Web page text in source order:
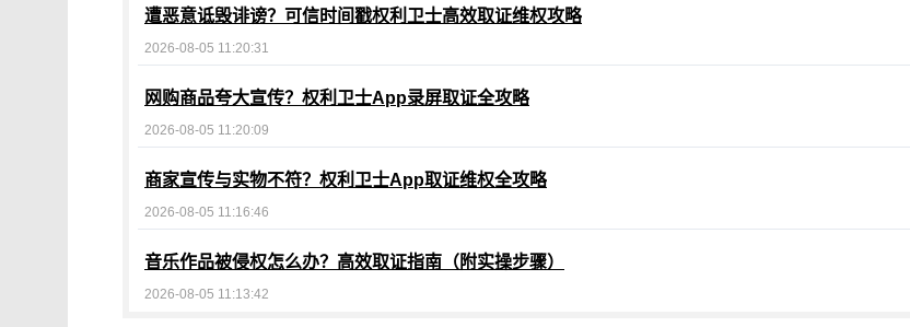
遭恶意诋毁诽谤？可信时间戳权利卫士高效取证维权攻略
2026-08-05 11:20:31
网购商品夸大宣传？权利卫士App录屏取证全攻略
2026-08-05 11:20:09
商家宣传与实物不符？权利卫士App取证维权全攻略
2026-08-05 11:16:46
音乐作品被侵权怎么办？高效取证指南（附实操步骤）
2026-08-05 11:13:42